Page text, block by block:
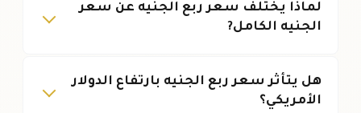
لماذا يختلف سعر ربع الجنيه عن سعر
الجنيه الكامل?
هل يتأثر سعر ربع الجنيه بارتفاع الدولار
الأمريكي؟